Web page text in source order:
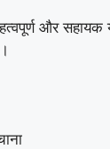
और